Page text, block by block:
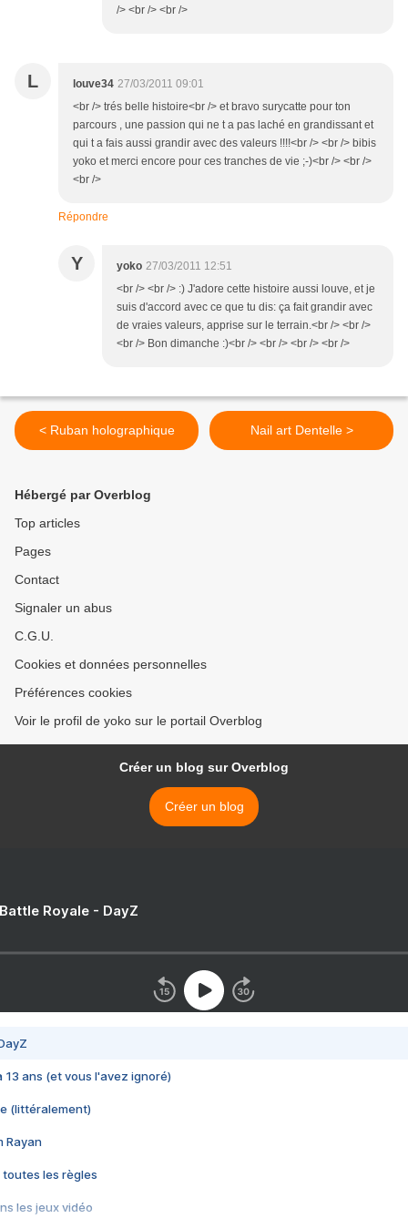
/> <br /> <br />
L louve34 27/03/2011 09:01
<br /> trés belle histoire<br /> et bravo surycatte pour ton
parcours , une passion qui ne t a pas laché en grandissant et
qui t a fais aussi grandir avec des valeurs !!!!<br /> <br /> bibis
yoko et merci encore pour ces tranches de vie ;-)<br /> <br />
<br />
Répondre
Y yoko 27/03/2011 12:51
<br /> <br /> :) J'adore cette histoire aussi louve, et je
suis d'accord avec ce que tu dis: ça fait grandir avec
de vraies valeurs, apprise sur le terrain.<br /> <br />
<br /> Bon dimanche :)<br /> <br /> <br /> <br />
< Ruban holographique Nail art Dentelle >
Hébergé par Overblog
Top articles
Pages
Contact
Signaler un abus
C.G.U.
Cookies et données personnelles
Préférences cookies
Voir le profil de yoko sur le portail Overblog
Créer un blog sur Overblog
Créer un blog
Royale - DayZ
13 ans (et vous l'avez ignoré)
(littéralement)
Rayan
toutes les règles
les jeux vidéo